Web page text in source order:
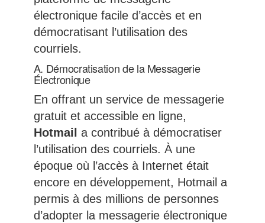
électronique facile d’accès et en
démocratisant l’utilisation des
courriels.
A. Démocratisation de la Messagerie
Électronique
En offrant un service de messagerie
gratuit et accessible en ligne,
Hotmail a contribué à démocratiser
l’utilisation des courriels. À une
époque où l’accès à Internet était
encore en développement, Hotmail a
permis à des millions de personnes
d’adopter la messagerie électronique